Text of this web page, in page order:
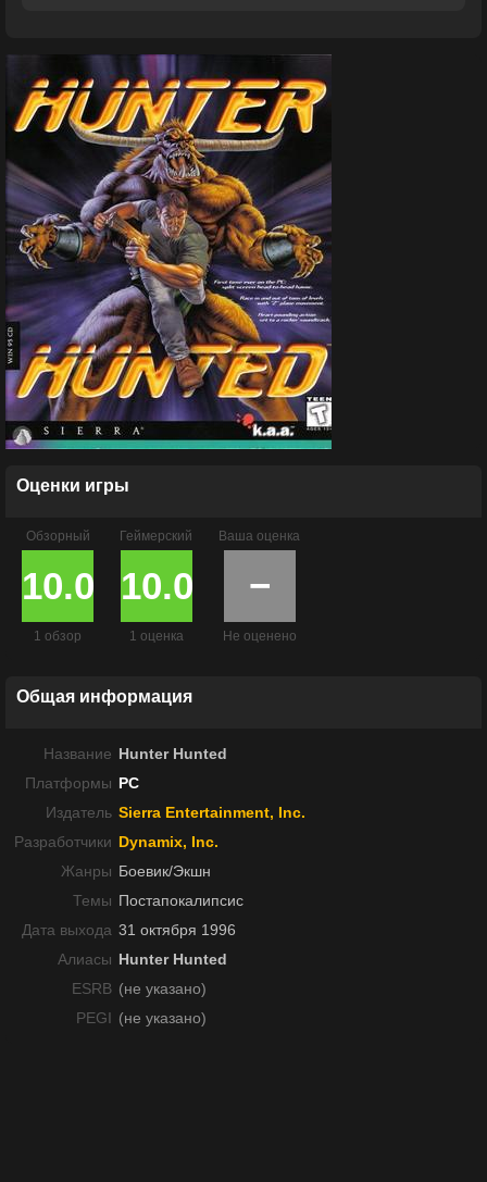
Оценки игры
Обзорный
10.0
1 обзор
Геймерский
10.0
1 оценка
Ваша оценка
−
Не оценено
Общая информация
Название Hunter Hunted
Платформы PC
Издатель Sierra Entertainment, Inc.
Разработчики Dynamix, Inc.
Жанры Боевик/Экшн
Темы Постапокалипсис
Дата выхода 31 октября 1996
Алиасы Hunter Hunted
ESRB (не указано)
PEGI (не указано)